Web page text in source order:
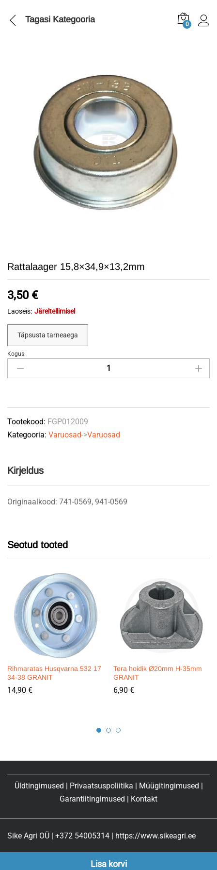
Tagasi Kategooria 0
Rattalaager 15,8×34,9×13,2mm
3,50 €
Laoseis: Järeltellimisel
Täpsusta tarneaega
Rattalaager
15,8x34,9x13,2mm
Kogus:
Lisa korvi
Tootekood: FGP012009
Kategooria: Varuosad->Varuosad
Kirjeldus
Originaalkood: 741-0569, 941-0569
Seotud tooted
Rihmaratas Husqvarna 532 17
34-38 GRANIT
14,90 €
Tera hoidik Ø20mm H-35mm
GRANIT
6,90 €
Üldtingimused | Privaatsuspoliitika | Müügitingimused |
Garantiitingimused | Kontakt
Sike Agri OÜ | +372 54005314 | https://www.sikeagri.ee